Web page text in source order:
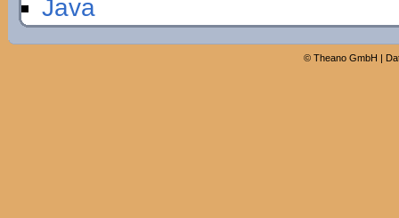
Java
© Theano GmbH |